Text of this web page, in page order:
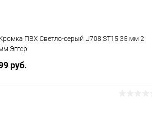
ПВХ Светло-серый U708 ST15 35 мм 2
Эггер
руб.